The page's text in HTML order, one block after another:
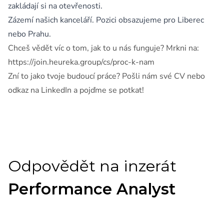
zakládají si na otevřenosti.
Zázemí našich kanceláří. Pozici obsazujeme pro Liberec
nebo Prahu.
Chceš vědět víc o tom, jak to u nás funguje? Mrkni na:
https://join.heureka.group/cs/proc-k-nam
Zní to jako tvoje budoucí práce? Pošli nám své CV nebo
odkaz na LinkedIn a pojďme se potkat!